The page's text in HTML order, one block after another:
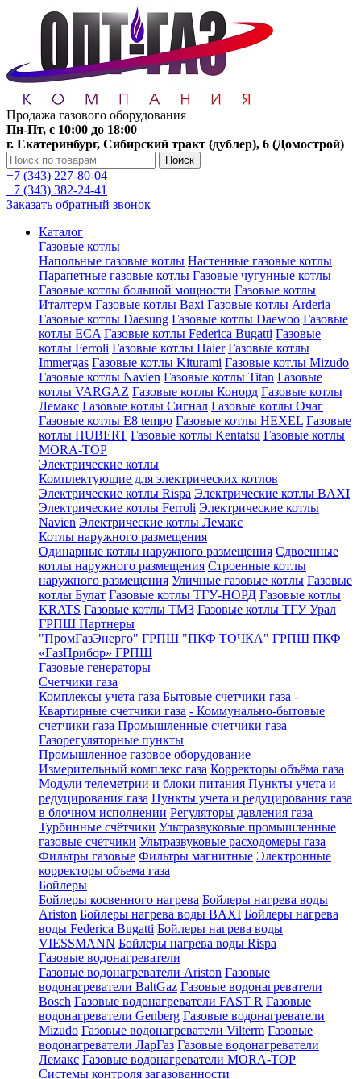
Продажа газового оборудования
Пн-Пт, с 10:00 до 18:00
г. Екатеринбург, Сибирский тракт (дублер), 6 (Домострой)
Поиск
+7 (343) 227-80-04
+7 (343) 382-24-41
Заказать обратный звонок
Каталог
Газовые котлы
Напольные газовые котлы Настенные газовые котлы
Парапетные газовые котлы Газовые чугунные котлы
Газовые котлы большой мощности Газовые котлы
Италтерм Газовые котлы Baxi Газовые котлы Arderia
Газовые котлы Daesung Газовые котлы Daewoo Газовые
котлы ECA Газовые котлы Federica Bugatti Газовые
котлы Ferroli Газовые котлы Haier Газовые котлы
Immergas Газовые котлы Kiturami Газовые котлы Mizudo
Газовые котлы Navien Газовые котлы Titan Газовые
котлы VARGAZ Газовые котлы Конорд Газовые котлы
Лемакс Газовые котлы Сигнал Газовые котлы Очаг
Газовые котлы E8 tempo Газовые котлы HEXEL Газовые
котлы HUBERT Газовые котлы Kentatsu Газовые котлы
MORA-TOP
Электрические котлы
Комплектующие для электрических котлов
Электрические котлы Rispa Электрические котлы BAXI
Электрические котлы Ferroli Электрические котлы
Navien Электрические котлы Лемакс
Котлы наружного размещения
Одинарные котлы наружного размещения Сдвоенные
котлы наружного размещения Строенные котлы
наружного размещения Уличные газовые котлы Газовые
котлы Булат Газовые котлы ТГУ-НОРД Газовые котлы
KRATS Газовые котлы ТМЗ Газовые котлы ТГУ Урал
ГРПШ Партнеры
"ПромГазЭнерго" ГРПШ "ПКФ ТОЧКА" ГРПШ ПКФ
«ГазПрибор» ГРПШ
Газовые генераторы
Счетчики газа
Комплексы учета газа Бытовые счетчики газа -
Квартирные счетчики газа - Коммунально-бытовые
счетчики газа Промышленные счетчики газа
Газорегуляторные пункты
Промышленное газовое оборудование
Измерительный комплекс газа Корректоры объёма газа
Модули телеметрии и блоки питания Пункты учета и
редуцирования газа Пункты учета и редуцирования газа
в блочном исполнении Регуляторы давления газа
Турбинные счётчики Ультразвуковые промышленные
газовые счетчики Ультразвуковые расходомеры газа
Фильтры газовые Фильтры магнитные Электронные
корректоры объема газа
Бойлеры
Бойлеры косвенного нагрева Бойлеры нагрева воды
Ariston Бойлеры нагрева воды BAXI Бойлеры нагрева
воды Federica Bugatti Бойлеры нагрева воды
VIESSMANN Бойлеры нагрева воды Rispa
Газовые водонагреватели
Газовые водонагреватели Ariston Газовые
водонагреватели BaltGaz Газовые водонагреватели
Bosch Газовые водонагреватели FAST R Газовые
водонагреватели Genberg Газовые водонагреватели
Mizudo Газовые водонагреватели Vilterm Газовые
водонагреватели ЛарГаз Газовые водонагреватели
Лемакс Газовые водонагреватели MORA-TOP
Системы контроля загазованности